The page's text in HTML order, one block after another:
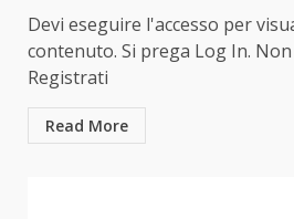
Devi eseguire l'accesso per
contenuto. Si prega Log In.
Registrati
Read More